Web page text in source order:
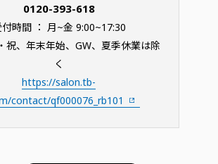
0120-393-618
付時間 ： 月~金 9:00~17:30
祝、年末年始、GW、夏季休業は除
く
https://salon.tb-
contact/qf000076_rb101